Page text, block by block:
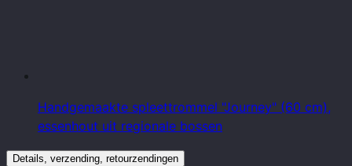
Handgemaakte spleettrommel "Journey" (60 cm),
essenhout uit regionale bossen
Details, verzending, retourzendingen